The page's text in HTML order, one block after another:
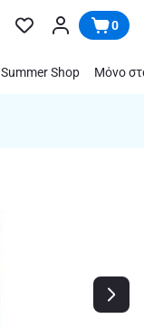
0
Summer Shop Μόνο